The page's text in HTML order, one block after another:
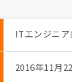
ITエンジニア
2016年11月